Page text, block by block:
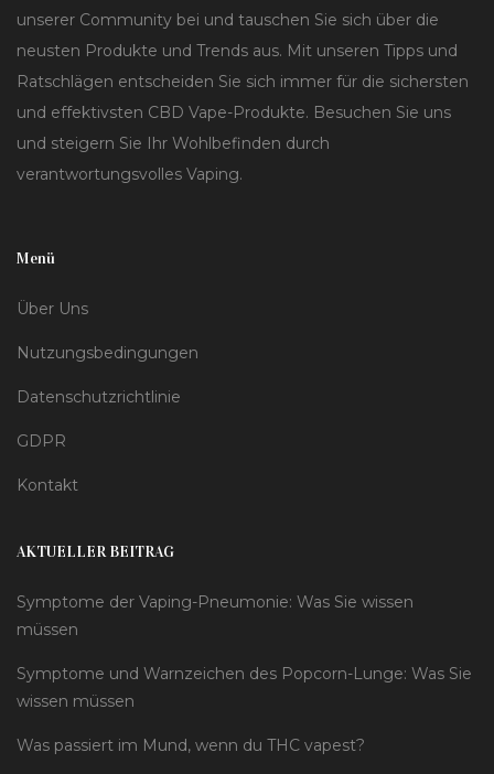
unserer Community bei und tauschen Sie sich über die
neusten Produkte und Trends aus. Mit unseren Tipps und
Ratschlägen entscheiden Sie sich immer für die sichersten
und effektivsten CBD Vape-Produkte. Besuchen Sie uns
und steigern Sie Ihr Wohlbefinden durch
verantwortungsvolles Vaping.
Menü
Über Uns
Nutzungsbedingungen
Datenschutzrichtlinie
GDPR
Kontakt
AKTUELLER BEITRAG
Symptome der Vaping-Pneumonie: Was Sie wissen
müssen
Symptome und Warnzeichen des Popcorn-Lunge: Was Sie
wissen müssen
Was passiert im Mund, wenn du THC vapest?